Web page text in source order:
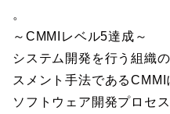
。
～CMMIレベル5達成～
システム開発を行う組織
スメント手法であるCMMI
ソフトウェア開発プロセ